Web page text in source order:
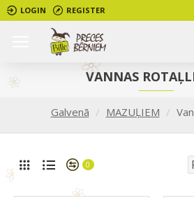
LOGIN REGISTER
Galvenā MAZUĻIEM
VANNAS
0